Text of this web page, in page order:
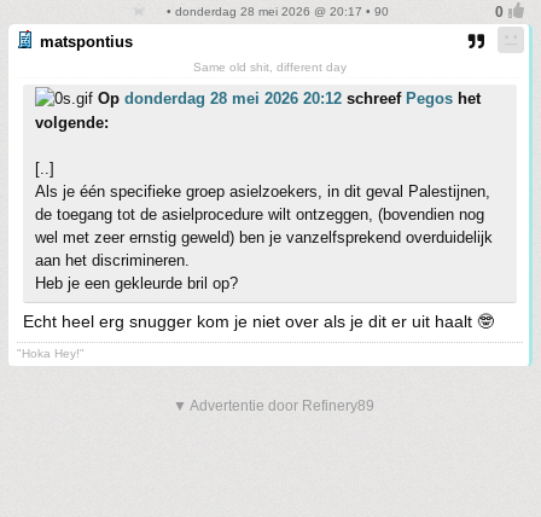
• donderdag 28 mei 2026 @ 20:17 • 90
matspontius
Same old shit, different day
Op donderdag 28 mei 2026 20:12 schreef Pegos het
volgende:
[..]
Als je één specifieke groep asielzoekers, in dit geval Palestijnen,
de toegang tot de asielprocedure wilt ontzeggen, (bovendien nog
wel met zeer ernstig geweld) ben je vanzelfsprekend overduidelijk
aan het discrimineren.
Heb je een gekleurde bril op?
Echt heel erg snugger kom je niet over als je dit er uit haalt 🤓
"Hoka Hey!"
▼ Advertentie door Refinery89